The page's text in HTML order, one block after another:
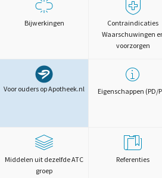
Bijwerkingen
Contraindicaties
Waarschuwingen
voorzorgen
Voor ouders op Apotheek.nl Eigenschappen (PD/
Middelen uit dezelfde ATC
groep
Referenties